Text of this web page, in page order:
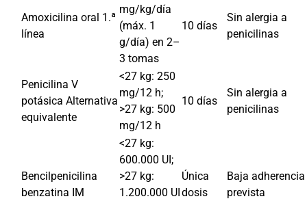
Amoxicilina oral 1.ª
línea
mg/kg/día
(máx. 1
g/día) en 2–
3 tomas
10 días
Sin alergia a
penicilinas
Penicilina V
potásica Alternativa
equivalente
<27 kg: 250
mg/12 h;
>27 kg: 500
mg/12 h
10 días
Sin alergia a
penicilinas
Bencilpenicilina
benzatina IM
<27 kg:
600.000 UI;
>27 kg:
1.200.000 UI
Única
dosis
Baja adherencia
prevista